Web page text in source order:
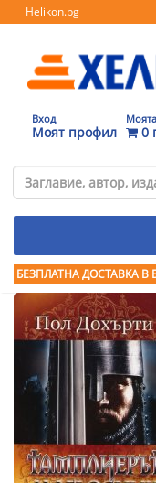
Helikon.bg
Вход
Моят профил 0
БЕЗПЛАТНА ДОСТАВКА В